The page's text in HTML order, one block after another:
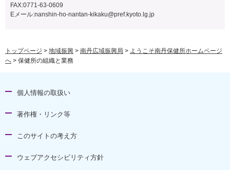
FAX:0771-63-0609
Eメール:nanshin-ho-nantan-kikaku@pref.kyoto.lg.jp
トップページ > 地域振興 > 南丹広域振興局 > ようこそ南丹保健所ホームページ
へ > 保健所の組織と業務
個人情報の取扱い
著作権・リンク等
このサイトの考え方
ウェブアクセシビリティ方針